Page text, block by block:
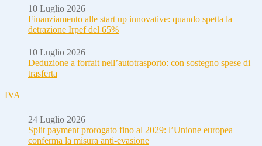
10 Luglio 2026
Finanziamento alle start up innovative: quando spetta la
detrazione Irpef del 65%
10 Luglio 2026
Deduzione a forfait nell’autotrasporto: con sostegno spese di
trasferta
IVA
24 Luglio 2026
Split payment prorogato fino al 2029: l’Unione europea
conferma la misura anti-evasione